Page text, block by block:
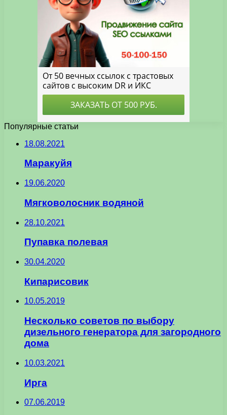
Популярные статьи
18.08.2021
Маракуйя
19.06.2020
Мягковолосник водяной
28.10.2021
Пупавка полевая
30.04.2020
Кипарисовик
10.05.2019
Несколько советов по выбору
дизельного генератора для загородного
дома
10.03.2021
Ирга
07.06.2019